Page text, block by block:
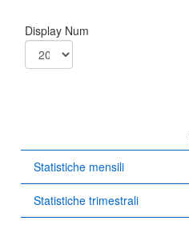
Display Num
Statistiche mensili
Statistiche trimestrali